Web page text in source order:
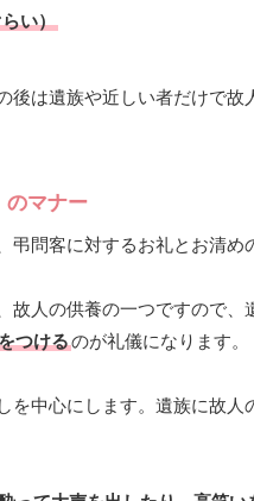
い）
後は遺族や近しい者だけで故
のマナー
弔問客に対するお礼とお清め
人の供養の一つですので、
つけるのが礼儀になります。
を中心にします。遺族に故人